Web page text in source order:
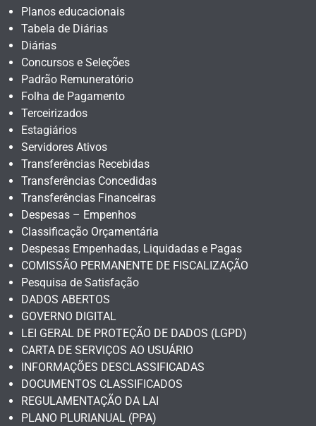
Planos educacionais
Tabela de Diárias
Diárias
Concursos e Seleções
Padrão Remuneratório
Folha de Pagamento
Terceirizados
Estagiários
Servidores Ativos
Transferências Recebidas
Transferências Concedidas
Transferências Financeiras
Despesas – Empenhos
Classificação Orçamentária
Despesas Empenhadas, Liquidadas e Pagas
COMISSÃO PERMANENTE DE FISCALIZAÇÃO
Pesquisa de Satisfação
DADOS ABERTOS
GOVERNO DIGITAL
LEI GERAL DE PROTEÇÃO DE DADOS (LGPD)
CARTA DE SERVIÇOS AO USUÁRIO
INFORMAÇÕES DESCLASSIFICADAS
DOCUMENTOS CLASSIFICADOS
REGULAMENTAÇÃO DA LAI
PLANO PLURIANUAL (PPA)